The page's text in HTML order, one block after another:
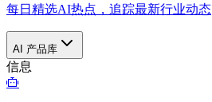
每日精选AI热点，追踪最新行业动态
AI 产品库
信息